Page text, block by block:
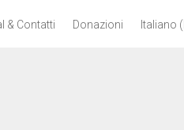
& Contatti Donazioni Italiano (